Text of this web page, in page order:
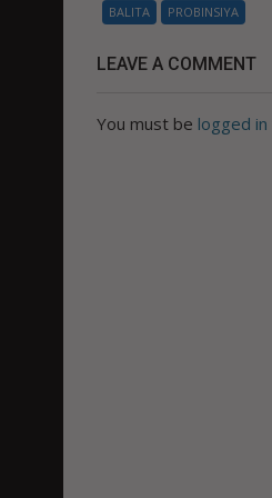
BALITA PROBINSIYA
LEAVE A COMMENT
You must be logged in